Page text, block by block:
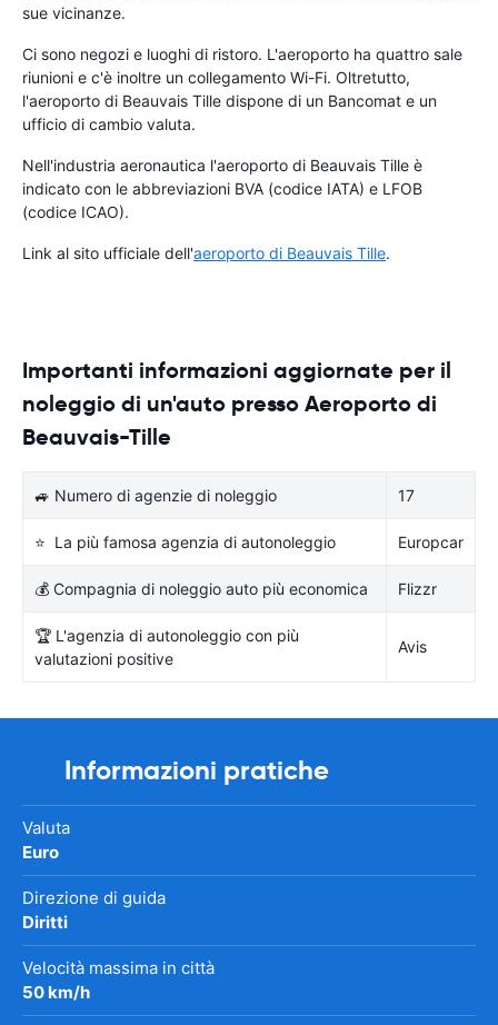
sue vicinanze.
Ci sono negozi e luoghi di ristoro. L'aeroporto ha quattro sale
riunioni e c'è inoltre un collegamento Wi-Fi. Oltretutto,
l'aeroporto di Beauvais Tille dispone di un Bancomat e un
ufficio di cambio valuta.
Nell'industria aeronautica l'aeroporto di Beauvais Tille è
indicato con le abbreviazioni BVA (codice IATA) e LFOB
(codice ICAO).
Link al sito ufficiale dell'aeroporto di Beauvais Tille.
Importanti informazioni aggiornate per il
noleggio di un'auto presso Aeroporto di
Beauvais-Tille
🚙 Numero di agenzie di noleggio 17
⭐ La più famosa agenzia di autonoleggio Europcar
💰 Compagnia di noleggio auto più economica Flizzr
🏆 L'agenzia di autonoleggio con più
valutazioni positive
Avis
Informazioni pratiche
Valuta
Euro
Direzione di guida
Diritti
Velocità massima in città
50 km/h